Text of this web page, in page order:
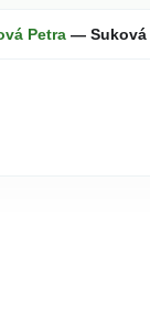
Petra — Suková